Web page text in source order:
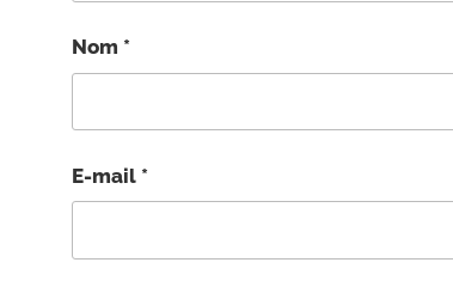
Nom *
E-mail *